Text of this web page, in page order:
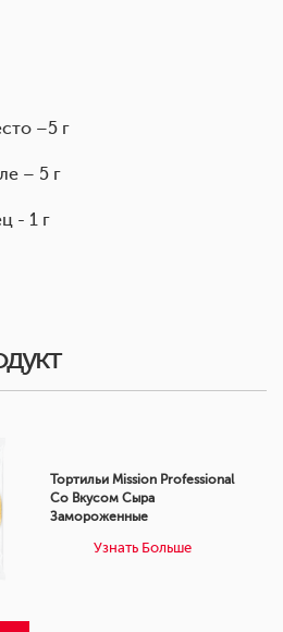
–5 г
– 5 г
- 1 г
Тортильи Mission Professional
Со Вкусом Сыра
Замороженные
Узнать Больше